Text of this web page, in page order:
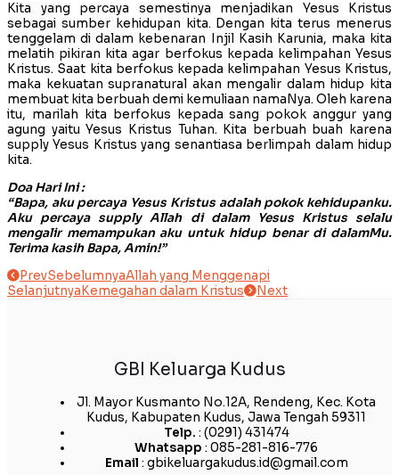
Kita yang percaya semestinya menjadikan Yesus Kristus
sebagai sumber kehidupan kita. Dengan kita terus menerus
tenggelam di dalam kebenaran Injil Kasih Karunia, maka kita
melatih pikiran kita agar berfokus kepada kelimpahan Yesus
Kristus. Saat kita berfokus kepada kelimpahan Yesus Kristus,
maka kekuatan supranatural akan mengalir dalam hidup kita
membuat kita berbuah demi kemuliaan namaNya. Oleh karena
itu, marilah kita berfokus kepada sang pokok anggur yang
agung yaitu Yesus Kristus Tuhan. Kita berbuah buah karena
supply Yesus Kristus yang senantiasa berlimpah dalam hidup
kita.
Doa Hari Ini :
“Bapa, aku percaya Yesus Kristus adalah pokok kehidupanku.
Aku percaya supply Allah di dalam Yesus Kristus selalu
mengalir memampukan aku untuk hidup benar di dalamMu.
Terima kasih Bapa, Amin!”
PrevSebelumnyaAllah yang Menggenapi
Selanjutnya Kemegahan dalam Kristus Next
GBI Keluarga Kudus
Jl. Mayor Kusmanto No.12A, Rendeng, Kec. Kota
Kudus, Kabupaten Kudus, Jawa Tengah 59311
Telp. : (0291) 431474
Whatsapp : 085-281-816-776
Email : gbikeluargakudus.id@gmail.com